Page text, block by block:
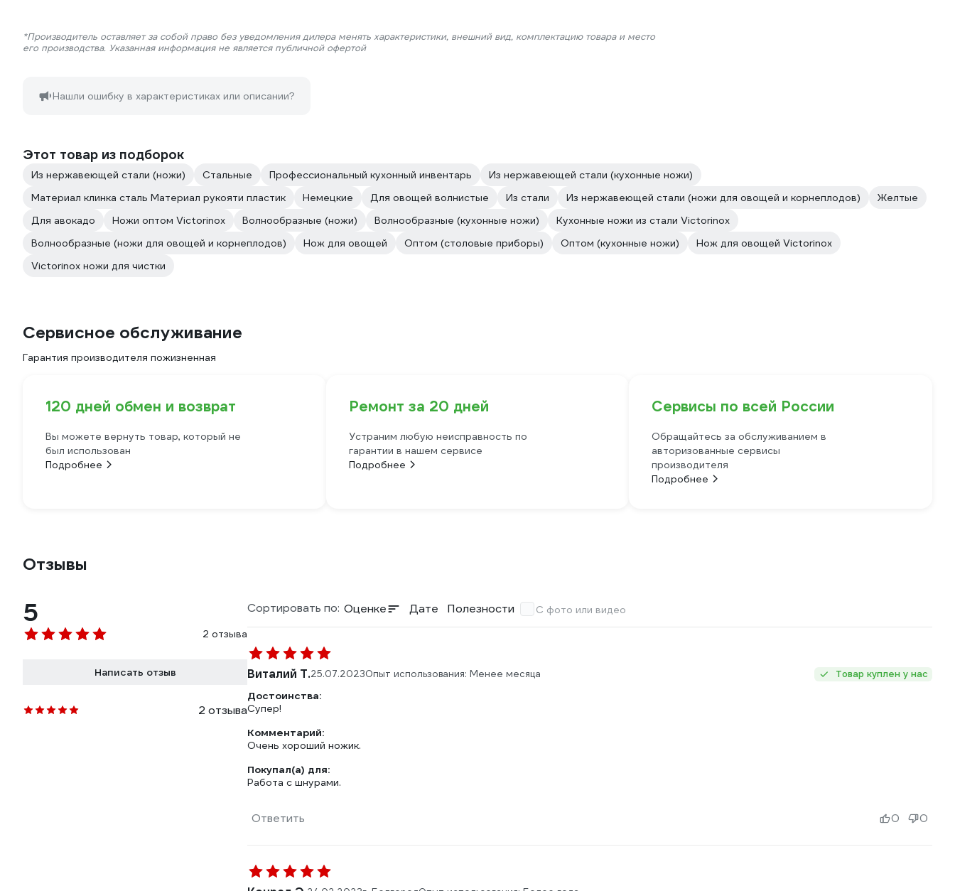
*Производитель оставляет за собой право без уведомления дилера менять характеристики, внешний вид, комплектацию товара и место
его производства. Указанная информация не является публичной офертой
Нашли ошибку в характеристиках или описании?
Этот товар из подборок
Из нержавеющей стали (ножи) Стальные Профессиональный кухонный инвентарь
Из нержавеющей стали (кухонные ножи)
Материал клинка сталь Материал рукояти пластик
Немецкие Для овощей волнистые Из стали Из нержавеющей стали (ножи для овощей и корнеплодов)
Желтые
Для авокадо
Ножи оптом Victorinox Волнообразные (ножи) Волнообразные (кухонные ножи)
Кухонные ножи из стали Victorinox
Волнообразные (ножи для овощей и корнеплодов)
Нож для овощей Оптом (столовые приборы) Оптом (кухонные ножи)
Нож для овощей Victorinox
Victorinox ножи для чистки
Сервисное обслуживание
Гарантия производителя пожизненная
120 дней обмен и возврат
Вы можете вернуть товар, который не
был использован
Подробнее
Ремонт за 20 дней
Устраним любую неисправность по
гарантии в нашем сервисе
Подробнее
Сервисы по всей России
Обращайтесь за обслуживанием в
авторизованные сервисы
производителя
Подробнее
Отзывы
5
2 отзыва
Написать отзыв
2 отзыва
Сортировать по: Оценке Дате Полезности С фото или видео
Виталий Т.25.07.2023Опыт использования: Менее месяца Товар куплен у нас
Достоинства:
Супер!
Комментарий:
Очень хороший ножик.
Покупал(а) для:
Работа с шнурами.
Ответить 0 0